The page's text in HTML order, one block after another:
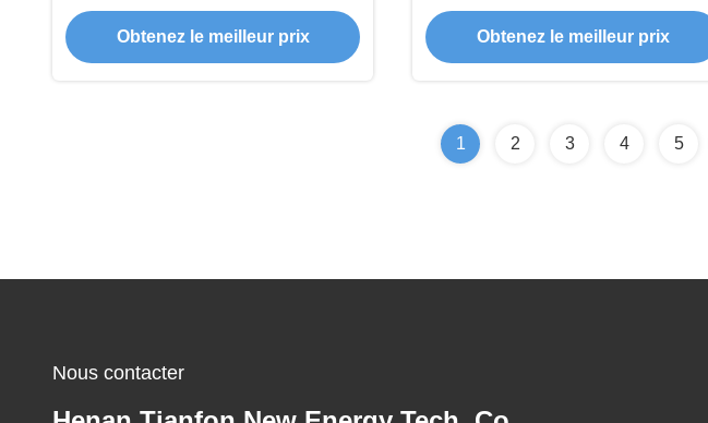
Installation for Residential and
Customization
Obtenez le meilleur prix
Roof Inclination
Obtenez le meilleur prix
1 2 3 4 5
Nous contacter